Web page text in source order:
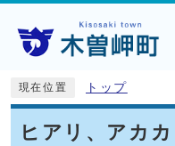
現在位置 トップ
ヒアリ、アカ